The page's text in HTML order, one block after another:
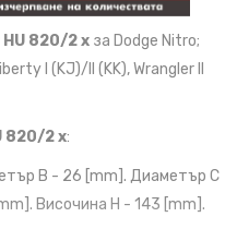
820/2 x за Dodge Nitro;
I (KJ)/II (KK), Wrangler II
820/2 x:
B - 26 [mm]. Диаметър C
Височина H - 143 [mm].